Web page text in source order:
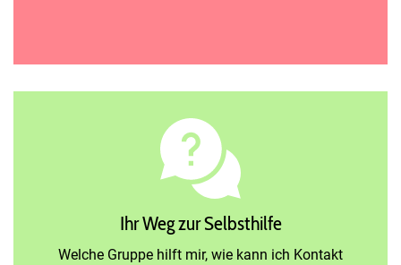
Ihr Weg zur Selbsthilfe
Welche Gruppe hilft mir, wie kann ich Kontakt